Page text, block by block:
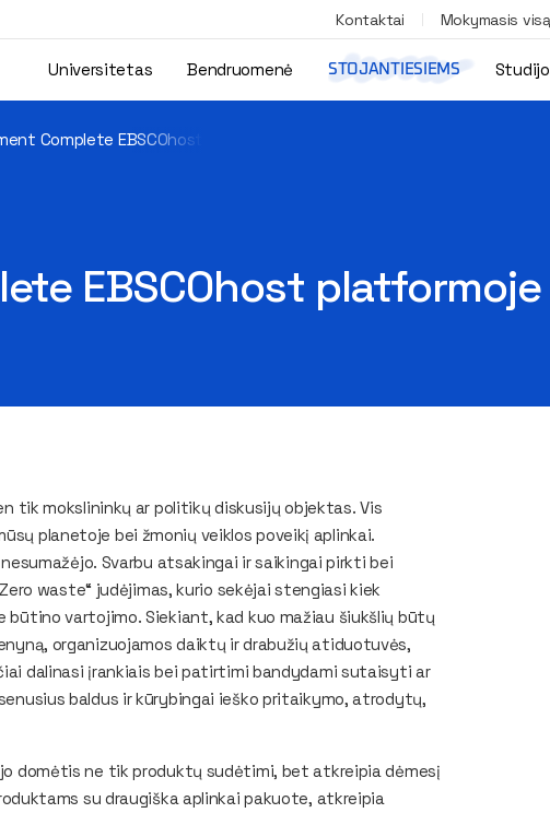
Kontaktai Mokymasis
Universitetas Bendruomenė STOJANTIESIEMS
Complete EBSCOhost platformoje
EBSCOhost platformoje
tik mokslininkų ar politikų diskusijų objektas. Vis
planetoje bei žmonių veiklos poveikį aplinkai.
Svarbu atsakingai ir saikingai pirkti bei
waste“ judėjimas, kurio sekėjai stengiasi kiek
vartojimo. Siekiant, kad kuo mažiau šiukšlių būtų
organizuojamos daiktų ir drabužių atiduotuvės,
dalinasi įrankiais bei patirtimi bandydami sutaisyti ar
baldus ir kūrybingai ieško pritaikymo, atrodytų,
domėtis ne tik produktų sudėtimi, bet atkreipia dėmesį
su draugiška aplinkai pakuote, atkreipia